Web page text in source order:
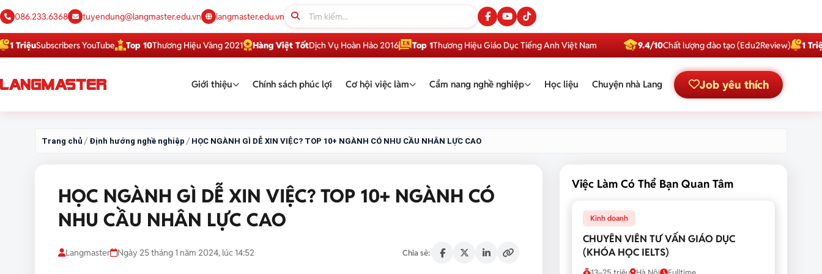
086.233.6368 tuyendung@langmaster.edu.vn langmaster.edu.vn
YouTube Top 10Thương Hiệu Vàng 2021 Hàng Việt TốtDịch Vụ Hoàn Hảo 2016 Top 1Thương Hiệu Giáo Dục Tiếng Anh Việt Nam Chất lượng đào tạo (Edu2Review) 1 Triệu
Giới thiệu Chính sách phúc lợi Cơ hội việc làm Cẩm nang nghề nghiệp Học liệu Chuyện nhà Lang Job yêu thích
Trang chủ / Định hướng nghề nghiệp / HỌC NGÀNH GÌ DỄ XIN VIỆC? TOP 10+ NGÀNH CÓ NHU CẦU NHÂN LỰC CAO
HỌC NGÀNH GÌ DỄ XIN VIỆC? TOP 10+ NGÀNH CÓ
NHU CẦU NHÂN LỰC CAO
Langmaster Ngày 25 tháng 1 năm 2024, lúc 14:52 Chia sẻ:
Việc Làm Có Thể Bạn Quan Tâm
Kinh doanh
CHUYÊN VIÊN TƯ VẤN GIÁO DỤC
(KHÓA HỌC IELTS)